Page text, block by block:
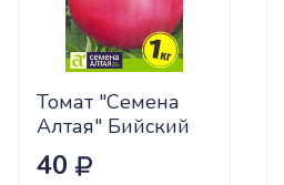
Томат "Семена
Алтая" Бийский
Розан 0,05
40